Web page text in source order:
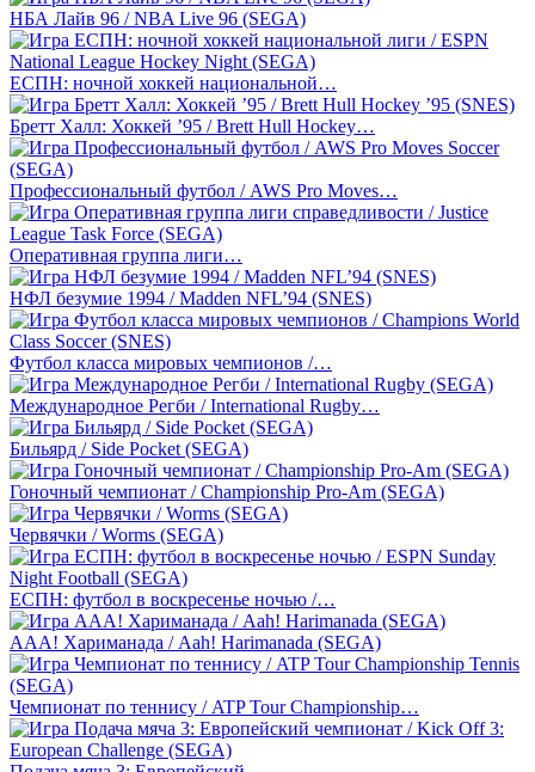
НБА Лайв 96 / NBA Live 96 (SEGA)
ЕСПН: ночной хоккей национальной…
Бретт Халл: Хоккей ’95 / Brett Hull Hockey…
Профессиональный футбол / AWS Pro Moves…
Оперативная группа лиги…
НФЛ безумие 1994 / Madden NFL’94 (SNES)
Футбол класса мировых чемпионов /…
Международное Регби / International Rugby…
Бильярд / Side Pocket (SEGA)
Гоночный чемпионат / Championship Pro-Am (SEGA)
Червячки / Worms (SEGA)
ЕСПН: футбол в воскресенье ночью /…
ААА! Хариманада / Aah! Harimanada (SEGA)
Чемпионат по теннису / ATP Tour Championship…